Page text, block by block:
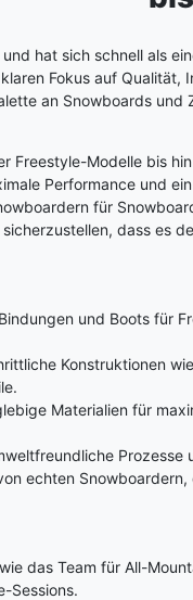
hat sich schnell als
Fokus auf Qualität,
an Snowboards und
Freestyle-Modelle bis
Performance und
für
dass es
und Boots für
Konstruktionen
Materialien für
Prozesse
echten
das Team für All-
Sessions.